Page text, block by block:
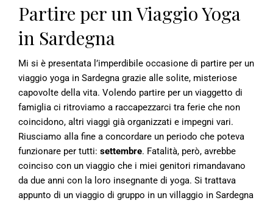
Partire per un Viaggio Yoga
in Sardegna
Mi si è presentata l’imperdibile occasione di partire per un
viaggio yoga in Sardegna grazie alle solite, misteriose
capovolte della vita. Volendo partire per un viaggetto di
famiglia ci ritroviamo a raccapezzarci tra ferie che non
coincidono, altri viaggi già organizzati e impegni vari.
Riusciamo alla fine a concordare un periodo che poteva
funzionare per tutti: settembre. Fatalità, però, avrebbe
coinciso con un viaggio che i miei genitori rimandavano
da due anni con la loro insegnante di yoga. Si trattava
appunto di un viaggio di gruppo in un villaggio in Sardegna